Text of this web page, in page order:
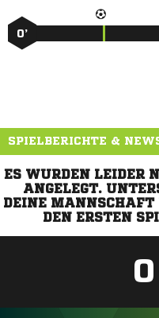
0’
SPIELBERICHTE &
ES WURDEN LEIDER
ANGELEGT.
DEINE
DEN ERSTEN
0